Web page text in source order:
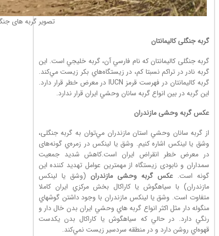
تصویر گربه های
گربه جنگلی کالیمانتان
گربه جنگلی کالیمانتان كه نام فارسي آن، گربه خليجي است. اين
گربه نادر در تراکم نسبتا کم، در زیستگاه‌هاي بکر زيست مي‌كند.
گربه کالیمانتان در فهرست قرمز IUCN در معرض خطر قرار دارد.
اين گربه در بين انواع گربه سانان وحشي ايران قرار ندارد.
عکس گربه وحشی مازندران
از گربه سانان وحشي استان مازندران مي‌توان به گربه جنگلی،
وشق يا لینکس اشاره كنيم. وشق يا لینکس در زمره‌ي گونه‌های
در معرض خطر انقراض ايران است.کاهش شدید جمعیت
سمداران و نابودی زیستگاه از مهمترین عوامل تهدید کننده این
گونه است.عکس گربه وحشی مازندران (وشق يا لینکس
مازندران) با سياهگوش يا كاراكال بخش مركزي ايران كاملا
متفاوت است. وشق يا لینکس مازندران با وجود داشتن گوشهاي
منگوله دار مثل اكثر انواع گربه ‌هاي وحشي ايران بدن خال دار و
رنگي دارد. در حالي كه سياهگوش يا كاراكال بدن يكدست
قهوه‌اي روشن دارد و در منطقه سردسير زيست نمي‌كند.